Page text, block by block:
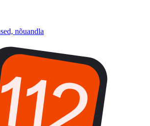
nõuandla